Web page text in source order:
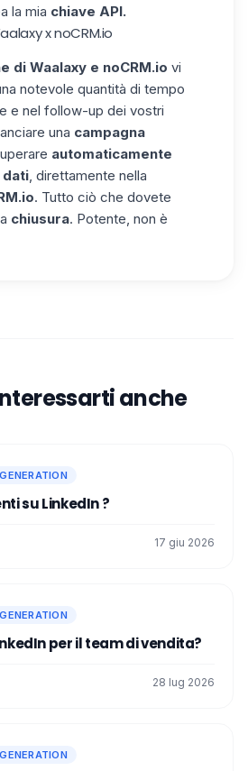
la mia chiave API.
x noCRM.io
di Waalaxy e noCRM.io vi
notevole quantità di tempo
e nel follow-up dei vostri
una campagna
automaticamente
dati, direttamente nella
. Tutto ciò che dovete
chiusura. Potente, non è
anche
su LinkedIn ?
17 giu 2026
per il team di vendita?
28 lug 2026